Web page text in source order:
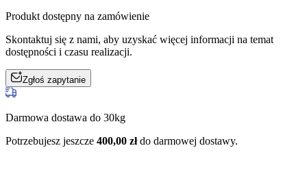
Produkt dostępny na zamówienie
Skontaktuj się z nami, aby uzyskać więcej informacji na temat
dostępności i czasu realizacji.
Zgłoś zapytanie
Darmowa dostawa do 30kg
Potrzebujesz jeszcze 400,00 złdo darmowej dostawy.